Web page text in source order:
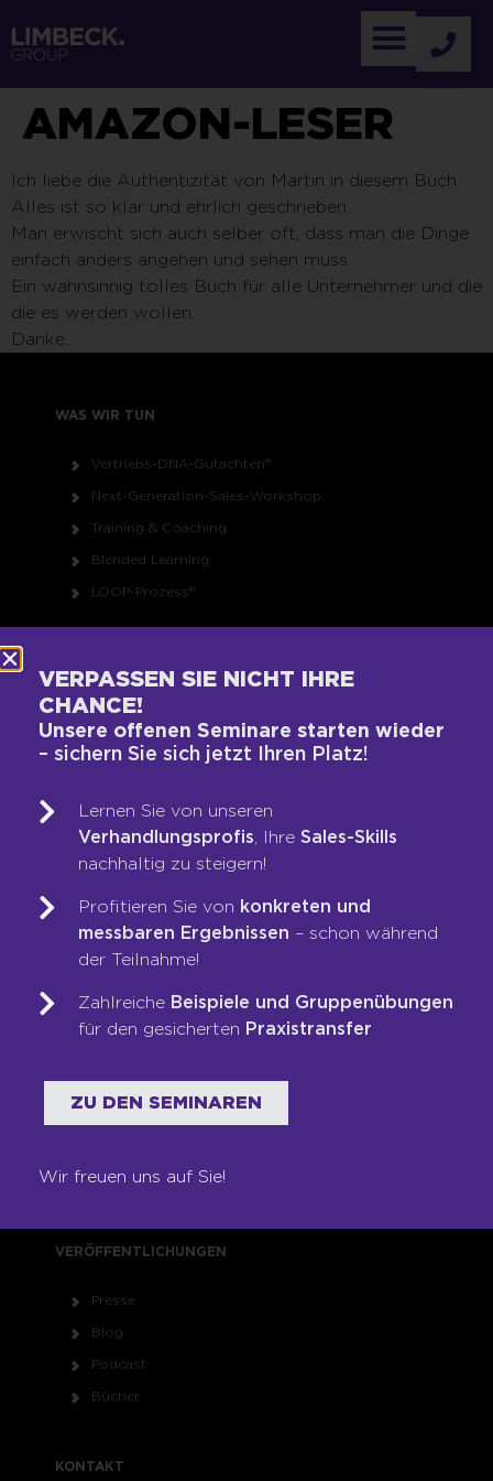
AMAZON-LESER
Ich liebe die Authentizität von Martin in diesem Buch.
Alles ist so klar und ehrlich geschrieben.
Man erwischt sich auch selber oft, dass man die Dinge
einfach anders angehen und sehen muss.
Ein wahnsinnig tolles Buch für alle Unternehmer und die
die es werden wollen.
Danke.
WAS WIR TUN
Vertriebs-DNA-Gutachten®
Next-Generation-Sales-Workshop
Training & Coaching
Blended Learning
LOOP-Prozess®
Team
Unsere Werte
Referenzen
Karriere
Franchise
Seminare
Shop
RECHTLICHES
Datenschutz
Newsletter
VERÖFFENTLICHUNGEN
Presse
Blog
Podcast
Bücher
KONTAKT
VERPASSEN SIE NICHT IHRE
CHANCE!
Unsere offenen Seminare starten wieder
– sichern Sie sich jetzt Ihren Platz!
Lernen Sie von unseren
Verhandlungsprofis , IhreSales-Skills
nachhaltig zu steigern!
Profitieren Sie von konkreten und
messbaren Ergebnissen – schon während
der Teilnahme!
Zahlreiche Beispiele und Gruppenübungen
für den gesicherten Praxistransfer
ZU DEN SEMINAREN
Wir freuen uns auf Sie!